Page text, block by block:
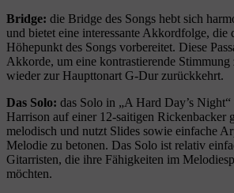
Bridge: die Bridge des Songs hebt sich
und bietet eine interessante Akkordfolge, die
Höhepunkt des Songs vorbereitet. Diese
Akkorde, um eine kontrastierende Stimmung
wieder zur Haupttonart G-Dur zurückkehrt.
Das Solo: das Solo in „A Hard Day’s
Harrison auf einer 12-saitigen Rickenbacker
melodisch und nutzt Slides sowie einfache
Melodie zu betonen. Das Solo ist relativ
Gitarristen, die ihre Fähigkeiten im
möchten.